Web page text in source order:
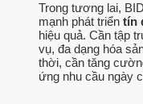
Trong tương lai,
mạnh phát triển tín
hiệu quả. Cần tập
vụ, đa dạng hóa
thời, cần tăng
ứng nhu cầu ngày